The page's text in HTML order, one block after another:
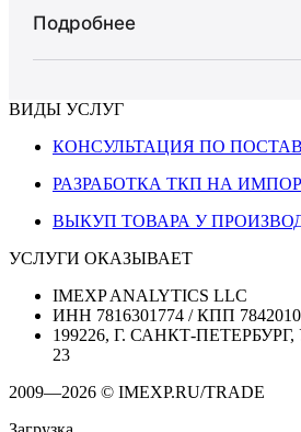
Подробнее
ВИДЫ УСЛУГ
КОНСУЛЬТАЦИЯ ПО
РАЗРАБОТКА ТКП НА
ВЫКУП ТОВАРА У
УСЛУГИ ОКАЗЫВАЕТ
IMEXP ANALYTICS LLC
ИНН 7816301774 / КПП
199226, Г. САНКТ-
23
2009—2026 © IMEXP.RU/TRADE